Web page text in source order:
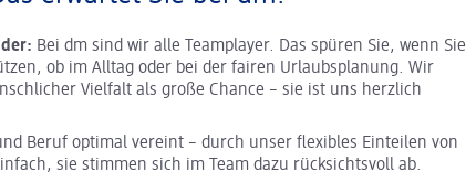
Bei dm sind wir alle Teamplayer. Das spüren Sie, wenn Sie
ob im Alltag oder bei der fairen Urlaubsplanung. Wir
Vielfalt als große Chance – sie ist uns herzlich
Beruf optimal vereint – durch unser flexibles Einteilen von
sie stimmen sich im Team dazu rücksichtsvoll ab.